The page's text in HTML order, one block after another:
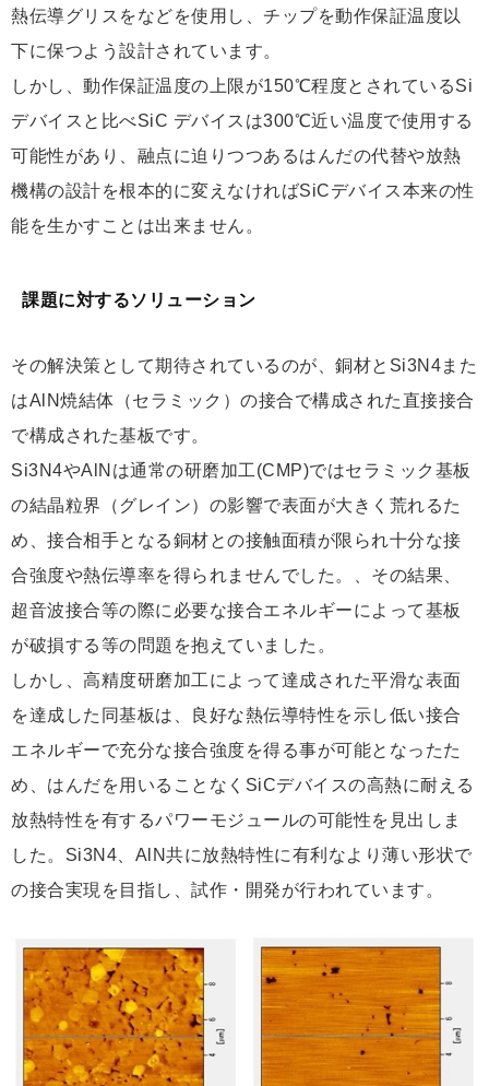
熱伝導グリスをなどを使用し、チップを動作保証温度以
下に保つよう設計されています。
しかし、動作保証温度の上限が150℃程度とされているSi
デバイスと比べSiC デバイスは300℃近い温度で使用する
可能性があり、融点に迫りつつあるはんだの代替や放熱
機構の設計を根本的に変えなければSiCデバイス本来の性
能を生かすことは出来ません。
課題に対するソリューション
その解決策として期待されているのが、銅材とSi3N4また
はAlN焼結体（セラミック）の接合で構成された直接接合
で構成された基板です。
Si3N4やAlNは通常の研磨加工(CMP)ではセラミック基板
の結晶粒界（グレイン）の影響で表面が大きく荒れるた
め、接合相手となる銅材との接触面積が限られ十分な接
合強度や熱伝導率を得られませんでした。、その結果、
超音波接合等の際に必要な接合エネルギーによって基板
が破損する等の問題を抱えていました。
しかし、高精度研磨加工によって達成された平滑な表面
を達成した同基板は、良好な熱伝導特性を示し低い接合
エネルギーで充分な接合強度を得る事が可能となったた
め、はんだを用いることなくSiCデバイスの高熱に耐える
放熱特性を有するパワーモジュールの可能性を見出しま
した。Si3N4、AlN共に放熱特性に有利なより薄い形状で
の接合実現を目指し、試作・開発が行われています。